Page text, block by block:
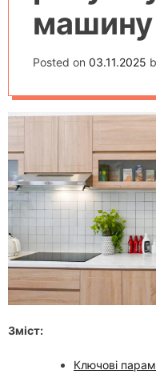
році:
Posted on 03.11.2025
Зміст:
Ключові